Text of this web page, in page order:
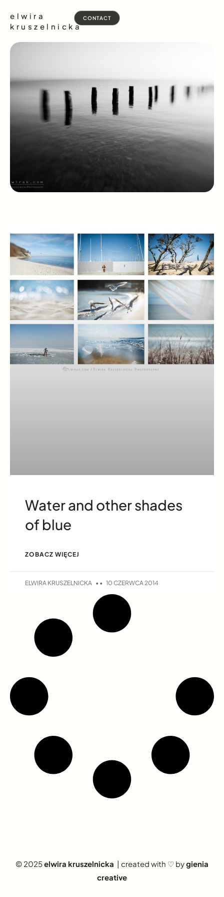
elwira
kruszelnicka
CONTACT
Water and other shades
of blue
ZOBACZ WIĘCEJ
ELWIRA KRUSZELNICKA 10 CZERWCA 2014
© 2025elwira kruszelnicka | created with ♡ bygienia
creative